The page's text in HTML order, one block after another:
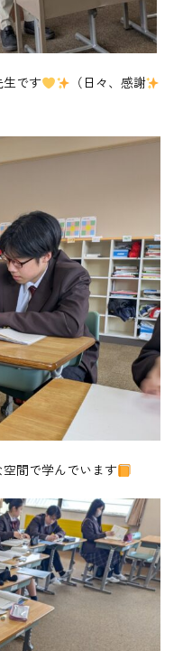
です
（日々、感謝
間で学んでいます